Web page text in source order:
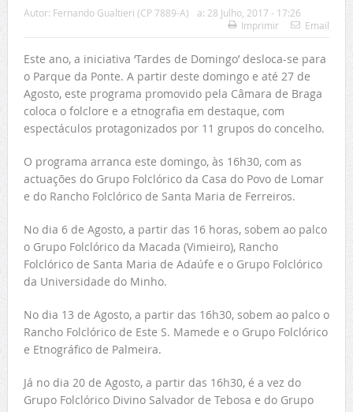
Autor: Fernando Gualtieri (CP 7889-A) a: 28 Julho, 2017 - 17:26
Imprimir
Email
Este ano, a iniciativa ‘Tardes de Domingo’ desloca-se para
o Parque da Ponte. A partir deste domingo e até 27 de
Agosto, este programa promovido pela Câmara de Braga
coloca o folclore e a etnografia em destaque, com
espectáculos protagonizados por 11 grupos do concelho.
O programa arranca este domingo, às 16h30, com as
actuações do Grupo Folclórico da Casa do Povo de Lomar
e do Rancho Folclórico de Santa Maria de Ferreiros.
No dia 6 de Agosto, a partir das 16 horas, sobem ao palco
o Grupo Folclórico da Macada (Vimieiro), Rancho
Folclórico de Santa Maria de Adaúfe e o Grupo Folclórico
da Universidade do Minho.
No dia 13 de Agosto, a partir das 16h30, sobem ao palco o
Rancho Folclórico de Este S. Mamede e o Grupo Folclórico
e Etnográfico de Palmeira.
Já no dia 20 de Agosto, a partir das 16h30, é a vez do
Grupo Folclórico Divino Salvador de Tebosa e do Grupo